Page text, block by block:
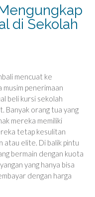
di Sekolah
mencuat ke
musim penerimaan
beli kursi sekolah
Banyak orang tua yang
mereka memiliki
tetap kesulitan
atau elite. Di balik pintu
bermain dengan kuota
yang hanya bisa
dengan harga